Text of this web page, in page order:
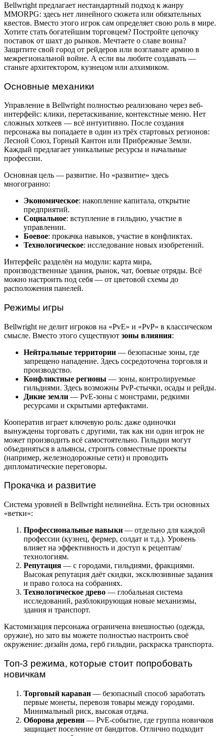
Bellwright предлагает нестандартный подход к жанру
MMORPG: здесь нет линейного сюжета или обязательных
квестов. Вместо этого игрок сам определяет свою роль в мире.
Хотите стать богатейшим торговцем? Постройте цепочку
поставок от шахт до рынков. Мечтаете о славе воина?
Защитите свой город от рейдеров или возглавьте армию в
межрегиональной войне. А если вы любите создавать —
станьте архитектором, кузнецом или алхимиком.
Основные механики
Управление в Bellwright полностью реализовано через веб-
интерфейс: клики, перетаскивание, контекстные меню. Нет
сложных хоткеев — всё интуитивно. После создания
персонажа вы попадаете в один из трёх стартовых регионов:
Лесной Союз, Горный Кантон или Прибрежные Земли.
Каждый предлагает уникальные ресурсы и начальные
профессии.
Основная цель — развитие. Но «развитие» здесь
многогранно:
Экономическое: накопление капитала, открытие
предприятий.
Социальное: вступление в гильдию, участие в
управлении.
Боевое: прокачка навыков, участие в конфликтах.
Технологическое: исследование новых изобретений.
Интерфейс разделён на модули: карта мира,
производственные здания, рынок, чат, боевые отряды. Всё
можно настроить под себя — от цветовой схемы до
расположения панелей.
Режимы игры
Bellwright не делит игроков на «PvE» и «PvP» в классическом
смысле. Вместо этого существуют зоны влияния:
Нейтральные территории — безопасные зоны, где
запрещено нападение. Здесь сосредоточена торговля и
производство.
Конфликтные регионы — зоны, контролируемые
гильдиями. Здесь возможны PvP-стычки, осады и рейды.
Дикие земли — PvE-зоны с монстрами, редкими
ресурсами и скрытыми артефактами.
Кооператив играет ключевую роль: даже одиночки
вынуждены торговать с другими, так как ни один игрок не
может производить всё самостоятельно. Гильдии могут
объединяться в альянсы, строить совместные проекты
(например, железнодорожные сети) и проводить
дипломатические переговоры.
Прокачка и развитие
Система уровней в Bellwright нелинейна. Есть три основных
«ветки»:
Профессиональные навыки — отдельно для каждой
профессии (кузнец, фермер, солдат и т.д.). Уровень
влияет на эффективность и доступ к рецептам/
технологиям.
Репутация — с городами, гильдиями, фракциями.
Высокая репутация даёт скидки, эксклюзивные задания
и право голоса на собраниях.
Технологическое древо — глобальная система
исследований, разблокирующая новые механизмы,
здания и транспорт.
Кастомизация персонажа ограничена внешностью (одежда,
оружие), но зато вы можете полностью настроить своё
окружение: дизайн дома, герб гильдии, раскраска транспорта.
Топ-3 режима, которые стоит попробовать
новичкам
Торговый караван — безопасный способ заработать
первые монеты, перевозя товары между городами.
Минимальный риск, высокая отдача.
Оборона деревни — PvE-событие, где группа новичков
защищает поселение от бандитов. Отлично подходит